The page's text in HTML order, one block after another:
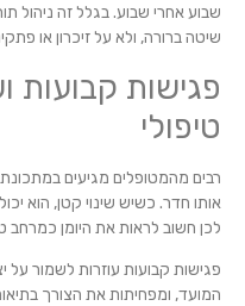
שבוע אחרי שבוע. בגלל זה ניהול
שיטה ברורה, ולא על זיכרון או
פגישות קבועות
טיפולי
רבים מהמטופלים מגיעים
אותו חדר. כשיש שינוי קטן, הוא
לכן חשוב לראות את היומן כמרחב
פגישות קבועות עוזרות לשמור על
המועד, ומפחיתות את הצורך